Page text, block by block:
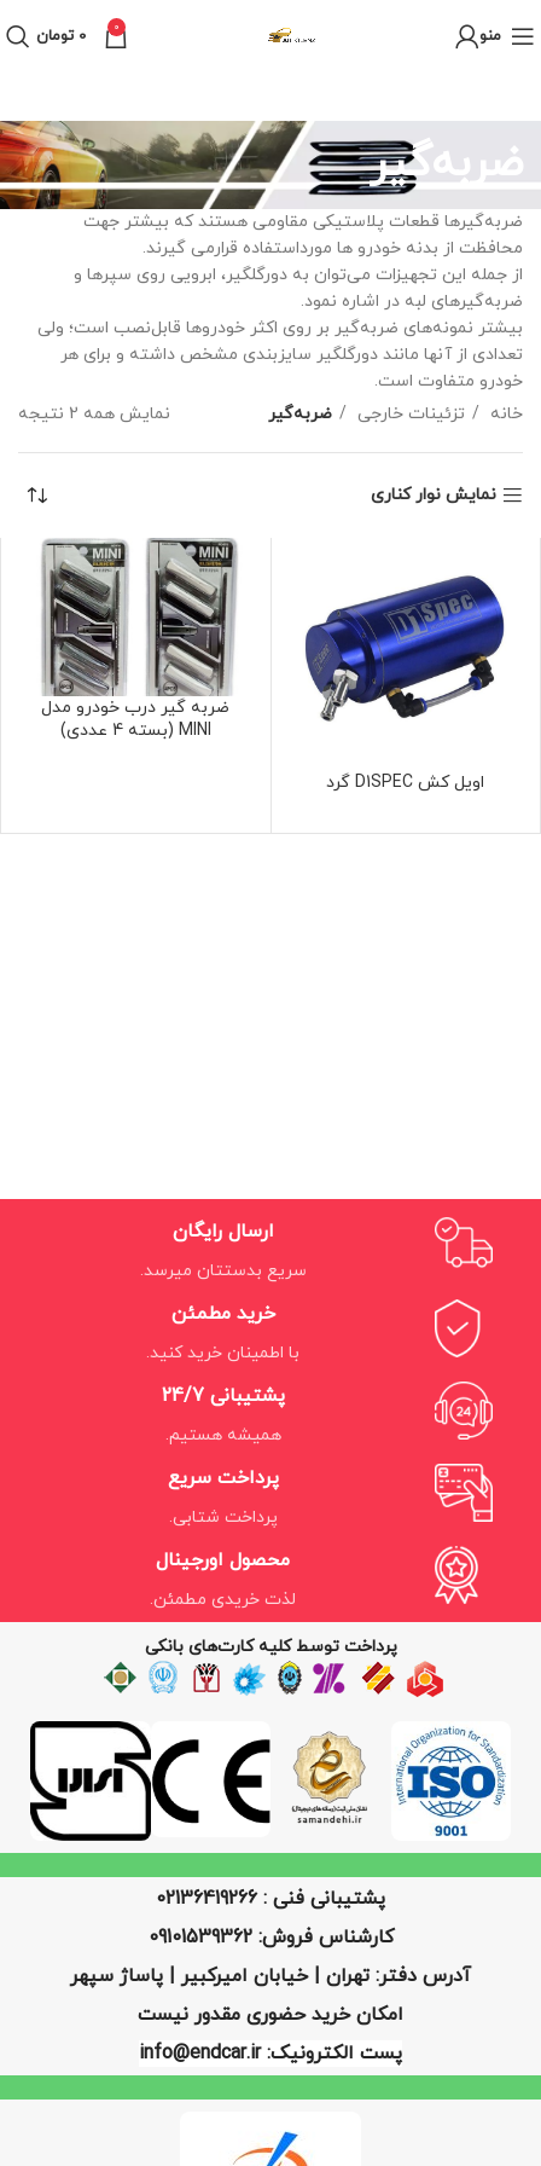
منو 0
0 تومان
ضربه‌گیر
ضربه‌گیرها قطعات پلاستیکی مقاومی هستند که بیشتر جهت
محافظت از بدنه خودرو ها مورداستفاده قرارمی گیرند.
از جمله این تجهیزات می‌توان به ‌دورگلگیر، ابرویی روی سپرها و
ضربه‌گیرهای لبه در اشاره نمود.
بیشتر نمونه‌های ضربه‌گیر بر روی اکثر خودروها قابل‌نصب است؛ ولی
تعدادی از آنها مانند دورگلگیر سایزبندی مشخص داشته و برای هر
خودرو متفاوت است.
خانه
تزئینات خارجی ضربه‌گیر نمایش همه 2 نتیجه
نمایش نوار کناری
اویل کش D1SPEC گرد
ضربه گیر درب خودرو مدل
MINI (بسته 4 عددی)
ارسال رایگان
سریع بدستتان میرسد.
خرید مطمئن
با اطمینان خرید کنید.
پشتیبانی 24/7
همیشه هستیم.
پرداخت سریع
پرداخت شتابی.
محصول اورجینال
لذت خریدی مطمئن.
پرداخت توسط کلیه کارت‌های بانکی
پشتیبانی فنی : 02136419266
کارشناس فروش: 09101539362
آدرس دفتر: تهران | خیابان امیرکبیر | پاساژ سپهر
امکان خرید حضوری مقدور نیست
پست الکترونیک: info@endcar.ir